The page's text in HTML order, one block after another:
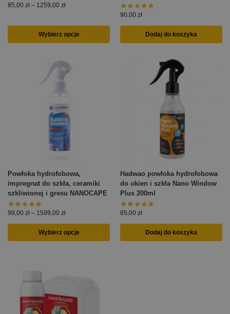
85,00 zł – 1259,00 zł
Wybierz opcje
90,00 zł
Dodaj do koszyka
Powłoka hydrofobowa,
impregnat do szkła, ceramiki
szkliwionej i gresu NANOCAPE
99,00 zł – 1599,00 zł
Wybierz opcje
Hadwao powłoka hydrofobowa
do okien i szkła Nano Window
Plus 200ml
85,00 zł
Dodaj do koszyka